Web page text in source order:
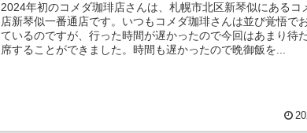
2024年初のコメダ珈琲店さんは、札幌市北区新琴似にあるコ
店新琴似一番通店です。いつもコメダ珈琲さんは並び覚悟で
ているのですが、行った時間が遅かったので今回はあまり待
席することができました。時間も遅かったので晩御飯を...